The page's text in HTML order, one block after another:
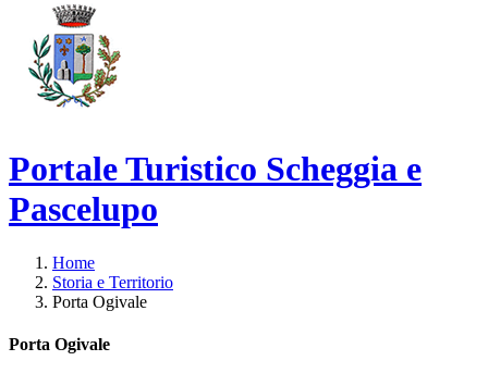
Portale Turistico Scheggia e
Pascelupo
Home
Storia e Territorio
Porta Ogivale
Porta Ogivale